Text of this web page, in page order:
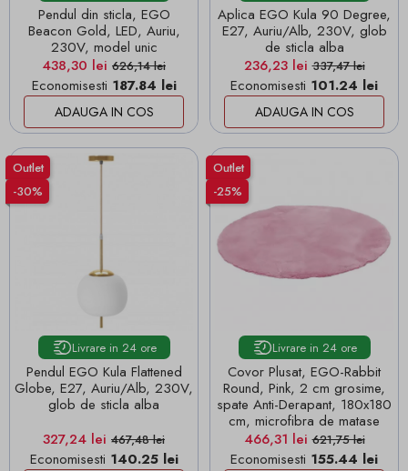
Pendul din sticla, EGO
Beacon Gold, LED, Auriu,
230V, model unic
Pret
438,30 lei Pret de baza
626,14 lei
Economisesti 187.84 lei
ADAUGA IN COS
Aplica EGO Kula 90 Degree,
E27, Auriu/Alb, 230V, glob
de sticla alba
Pret
236,23 leiPret de baza
337,47 lei
Economisesti 101.24 lei
ADAUGA IN COS
Outlet
-30%
Livrare in 24 ore
Pendul EGO Kula Flattened
Globe, E27, Auriu/Alb, 230V,
glob de sticla alba
Pret
327,24 lei Pret de baza
467,48 lei
Economisesti 140.25 lei
Outlet
-25%
Livrare in 24 ore
Covor Plusat, EGO-Rabbit
Round, Pink, 2 cm grosime,
spate Anti-Derapant, 180x180
cm, microfibra de matase
Pret
466,31 leiPret de baza
621,75 lei
Economisesti 155.44 lei